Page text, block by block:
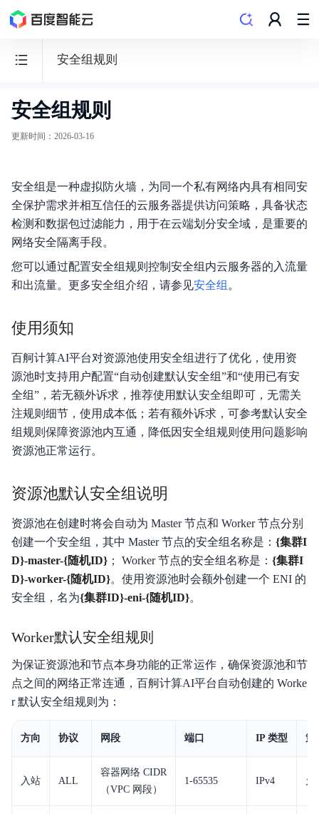
安全组规则
百
度
·
AI
计
算
平
台
功能发布记录
产品描述
快速入门
操作指南
API参考
SDK参考
常用工具
服务等级协议SLA
安全组规则
更新时间 ： 2026-03-16
安全组是一种虚拟防火墙，为同一个私有网络内具有相同安
全保护需求并相互信任的云服务器提供访问策略，具备状态
检测和数据包过滤能力，用于在云端划分安全域，是重要的
网络安全隔离手段。
您可以通过配置安全组规则控制安全组内云服务器的入流量
和出流量。更多安全组介绍，请参见安全组 。
使用须知
百舸计算AI平台对资源池使用安全组进行了优化，使用资
源池时支持用户配置“自动创建默认安全组”和“使用已有安
全组”，若无额外诉求，推荐使用默认安全组即可，无需关
注规则细节，使用成本低；若有额外诉求，可参考默认安全
组规则保障资源池内互通，降低因安全组规则使用问题影响
资源池正常运行。
资源池默认安全组说明
资源池在创建时将会自动为 Master 节点和 Worker 节点分别
创建一个安全组，其中 Master 节点的安全组名称是： {集群I
D}-master-{随机ID} ； Worker 节点的安全组名称是： {集群I
D}-worker-{随机ID}。使用资源池时会额外创建一个 ENI 的
安全组，名为{集群ID}-eni-{随机ID}。
Worker默认安全组规则
为保证资源池和节点本身功能的正常运作，确保资源池和节
点之间的网络正常连通，百舸计算AI平台自动创建的 Worke
r 默认安全组规则为：
方向 协议 网段 端口 IP 类型 策
入站 ALL
容器网络 CIDR
（VPC 网段）
1-65535 IPv4 允